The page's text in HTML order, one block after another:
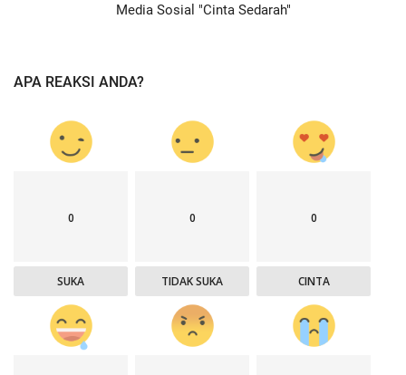
Media Sosial "Cinta Sedarah"
APA REAKSI ANDA?
0
SUKA
0
TIDAK SUKA
0
CINTA